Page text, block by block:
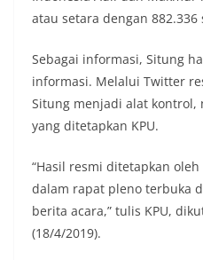
atau setara dengan 882.336
Sebagai informasi, Situng
informasi. Melalui Twitter
Situng menjadi alat kontrol,
yang ditetapkan KPU.
“Hasil resmi ditetapkan
dalam rapat pleno terbuka
berita acara,” tulis KPU,
(18/4/2019).